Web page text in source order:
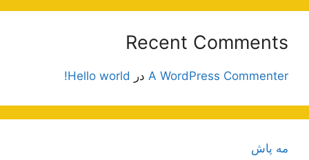
Recent Comments
A WordPress Commenter در Hello world!
مه پاش